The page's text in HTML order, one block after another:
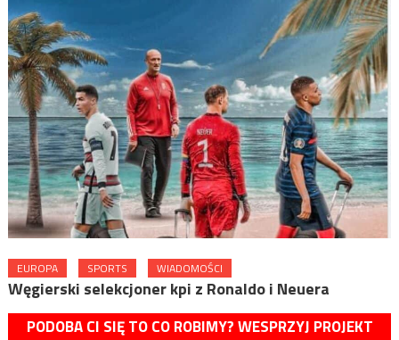
EUROPA SPORTS WIADOMOŚCI
Węgierski selekcjoner kpi z Ronaldo i Neuera
PODOBA CI SIĘ TO CO ROBIMY? WESPRZYJ PROJEKT